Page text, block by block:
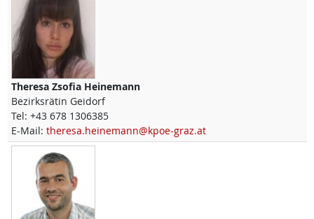
Theresa Zsofia Heinemann
Bezirksrätin Geidorf
Tel: +43 678 1306385
E-Mail: theresa.heinemann@kpoe-graz.at